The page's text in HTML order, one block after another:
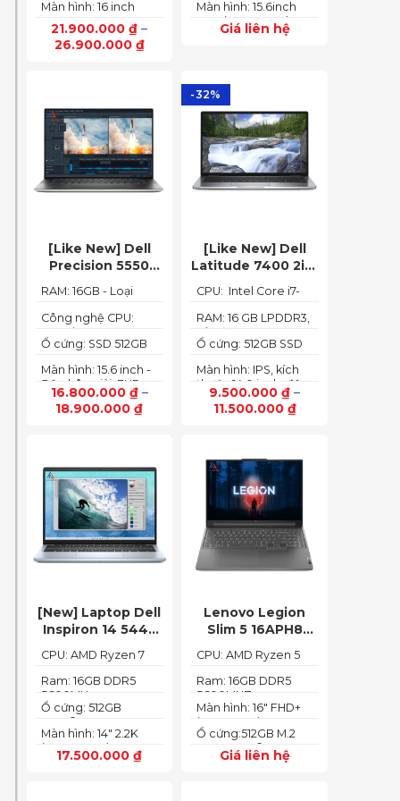
165Hz)
21.900.000₫ –
26.900.000 ₫
Màn hình: 16 inch
SlimBezel, sRGB
100%, Acer
6GB (140W)
Giá liên hệ
Màn hình: 15.6inch
FHD (1920x1080) IPS
300nits Anti-glare,
up to 4.40GHz, 12MB
Cache)
[Like New] Dell
Precision 5550
(Core i7-10850H,
RAM 16GB, SSD
512GB, Nvidia
Quadro T1000 4G,
Màn 15.6” FHD+)
16.800.000 ₫–
18.900.000₫
Màn hình: 15.6 inch -
Độ phân giải: FHD+
(1920 x 1200 px)
Ổ cứng: SSD 512GB
Công nghệ CPU:
Core i7-10750H, 6
nhân, 12 luồng
RAM: 16GB - Loại
-32%
[Like New] Dell
Latitude 7400 2in1
TOUCH – Core i7
8665U | Ram 16G |
SSD 512G | màn
hình 14 inch FHD
Cảm ứng x360
9.500.000₫ –
11.500.000 ₫
Màn hình: IPS, kích
thước 14.0 inch, độ
phân giải Full HD
(1920 x 1080)
Ổ cứng: 512GB SSD
RAM: 16 GB LPDDR3,
tốc độ 2133 MHz
CPU: Intel Core i7-
[New] Laptop Dell
Inspiron 14 5445
(Ram 16GB SSD
512GB AMD
Radeon 780M Màn
14inch 2.2K)
17.500.000₫
Màn hình: 14" 2.2K
(2240X1400)
Ổ cứng: 512GB
PCIe® NVMe™ M.2
SSD
Ram: 16GB DDR5
5600MHz
CPU: AMD Ryzen 7
Lenovo Legion
Slim 5 16APH8
RAM 16GB SSD
512GB RTX 4060
16″ FHD+ 144Hz)
Giá liên hệ
Ổ cứng:512GB M.2
2280 PCIe® 4.0 x4
Màn hình: 16" FHD+
(1920x1200) IPS
Ram: 16GB DDR5
5600MHZ
CPU: AMD Ryzen 5